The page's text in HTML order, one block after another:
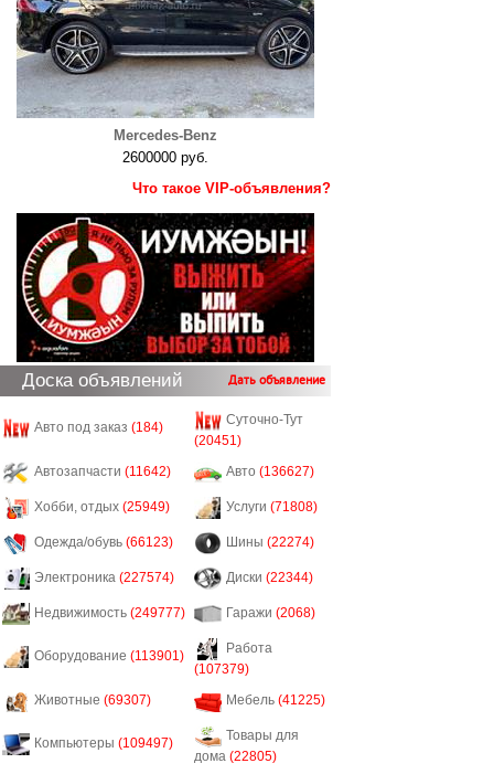
Mercedes-Benz
2600000 руб.
Что такое VIP-объявления?
Доска объявлений Дать объявление
Авто под заказ (184)
Суточно-Тут
(20451)
Автозапчасти (11642) Авто (136627)
Хобби, отдых (25949) Услуги (71808)
Одежда/обувь (66123) Шины (22274)
Электроника (227574) Диски (22344)
Недвижимость (249777) Гаражи (2068)
Оборудование (113901)
Работа
(107379)
Животные (69307) Мебель (41225)
Компьютеры (109497)
Товары для
дома (22805)